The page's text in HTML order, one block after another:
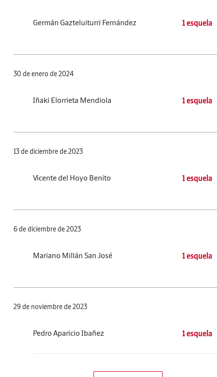
Germán Gazteluiturri Fernández 1 esquela
30 de enero de 2024
Iñaki Elorrieta Mendiola 1 esquela
13 de diciembre de 2023
Vicente del Hoyo Benito 1 esquela
6 de diciembre de 2023
Mariano Millán San José 1 esquela
29 de noviembre de 2023
Pedro Aparicio Ibañez 1 esquela